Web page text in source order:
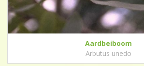
Aardbeiboom
Arbutus unedo